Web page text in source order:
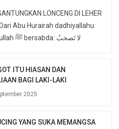
LONCENG DI LEHER
Abu Hurairah dadhiyallahu
anhu, sesungguhnya Rasulullah ﷺ bersabda: لا تَصحبُ
ITU HIASAN DAN
BAGI LAKI-LAKI
2025
YANG SUKA MEMANGSA